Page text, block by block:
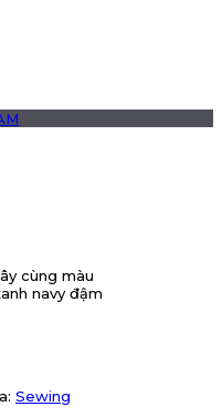
cùng màu
navy đậm
Sewing